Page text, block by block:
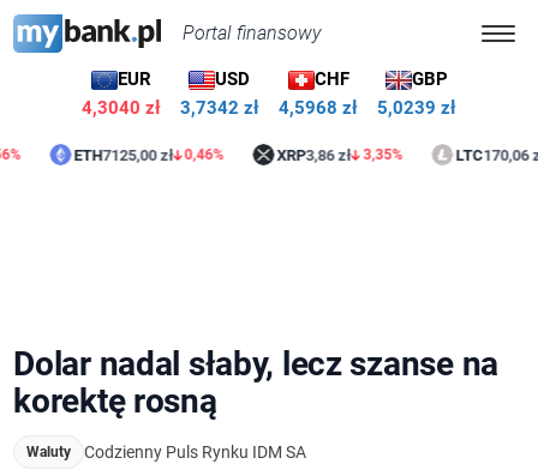
Portal finansowy
EUR
4,3040 zł
USD
3,7342 zł
CHF
4,5968 zł
GBP
5,0239 zł
ETH 7125,00 zł 0,46% XRP 3,86 zł 3,35% LTC 170,06 zł 0,57%
Dolar nadal słaby, lecz szanse na
korektę rosną
Waluty Codzienny Puls Rynku IDM SA